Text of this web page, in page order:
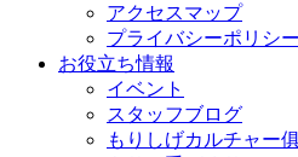
アクセスマップ
プライバシーポリシー
お役立ち情報
イベント
スタッフブログ
もりしげカルチャー